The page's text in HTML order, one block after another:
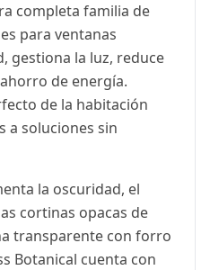
completa familia de
para ventanas
gestiona la luz, reduce
de energía.
de la habitación
a soluciones sin
la oscuridad, el
cortinas opacas de
transparente con forro
Botanical cuenta con